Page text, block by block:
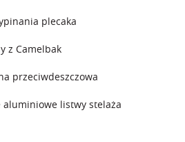
plecaka
z Camelbak
przeciwdeszczowa
aluminiowe listwy stelaża